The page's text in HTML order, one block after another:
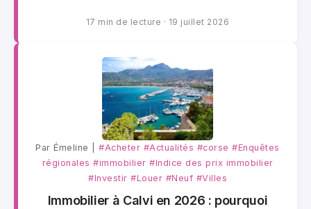
17 min de lecture · 19 juillet 2026
Par Émeline |#Acheter #Actualités #corse#Enquêtes
régionales #immobilier #Indice des prix immobilier
#Investir #Louer #Neuf #Villes
Immobilier à Calvi en 2026 : pourquoi